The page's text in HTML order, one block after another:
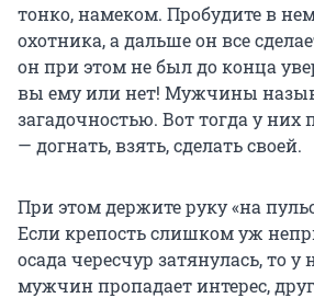
тонко, намеком. Пробудите в
охотника, а дальше он все
он при этом не был до конца
вы ему или нет! Мужчины
загадочностью. Вот тогда у них
— догнать, взять, сделать своей.
При этом держите руку «на
Если крепость слишком уж
осада чересчур затянулась, то у
мужчин пропадает интерес,